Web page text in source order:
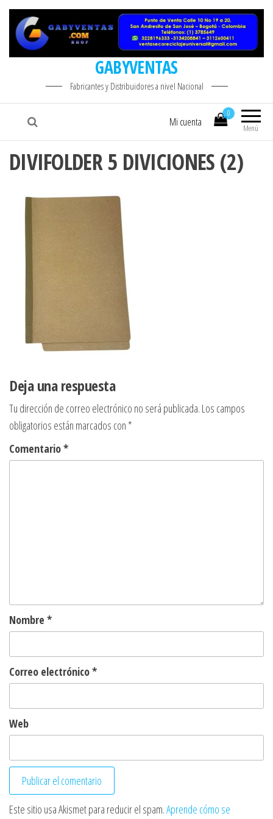
GABYVENTAS
Fabricantes y Distribuidores a nivel Nacional
Menú
0
Mi cuenta
DIVIFOLDER 5 DIVICIONES (2)
Deja una respuesta
Tu dirección de correo electrónico no será publicada. Los campos
obligatorios están marcados con *
Comentario*
Nombre *
Correo electrónico*
Web
Este sitio usa Akismet para reducir el spam.Aprende cómo se